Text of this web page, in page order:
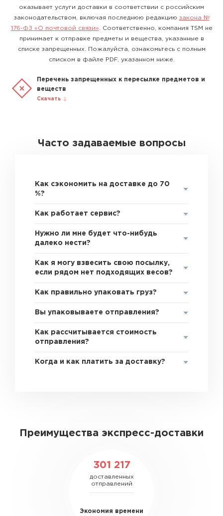
оказывает услуги доставки в соответствии с российским
законодательством, включая последнюю редакцию закона №
176-ФЗ «О почтовой связи» . Соответственно, компания TSM не
принимает к отправке предметы и вещества, указанные в
списке запрещенных. Пожалуйста, ознакомьтесь с полным
списком в файле PDF, указанном ниже.
Перечень запрещенных к пересылке предметов и
веществ
Скачать
Часто задаваемые вопросы
Как сэкономить на доставке до 70
%?
Как работает сервис?
Нужно ли мне будет что-нибудь
далеко нести?
Как я могу взвесить свою посылку,
если рядом нет подходящих весов?
Как правильно упаковать груз?
Вы упаковываете отправления?
Как рассчитывается стоимость
отправления?
Когда и как платить за доставку?
Преимущества экспресс-доставки
301 217
доставленных
отправлений
Экономия времени